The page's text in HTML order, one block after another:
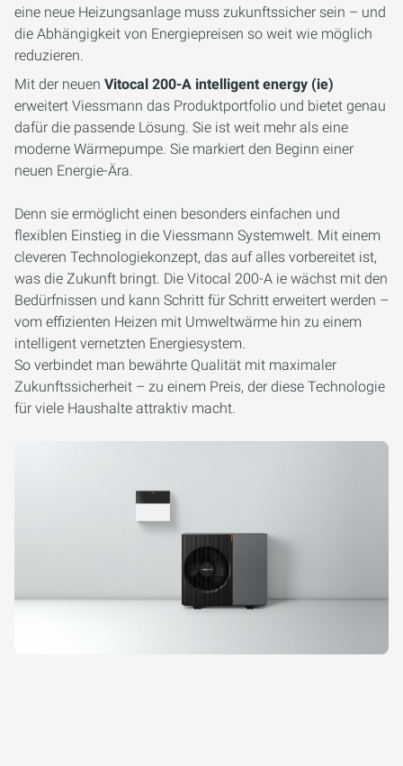
eine neue Heizungsanlage muss zukunftssicher sein – und
die Abhängigkeit von Energiepreisen so weit wie möglich
reduzieren.
Mit der neuen Vitocal 200-A intelligent energy (ie)
erweitert Viessmann das Produktportfolio und bietet genau
dafür die passende Lösung. Sie ist weit mehr als eine
moderne Wärmepumpe. Sie markiert den Beginn einer
neuen Energie-Ära.
Denn sie ermöglicht einen besonders einfachen und
flexiblen Einstieg in die Viessmann Systemwelt. Mit einem
cleveren Technologiekonzept, das auf alles vorbereitet ist,
was die Zukunft bringt. Die Vitocal 200-A ie wächst mit den
Bedürfnissen und kann Schritt für Schritt erweitert werden –
vom effizienten Heizen mit Umweltwärme hin zu einem
intelligent vernetzten Energiesystem.
So verbindet man bewährte Qualität mit maximaler
Zukunftssicherheit – zu einem Preis, der diese Technologie
für viele Haushalte attraktiv macht.